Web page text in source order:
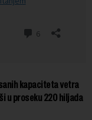
kapaciteta vetra
u proseku 220 hiljada